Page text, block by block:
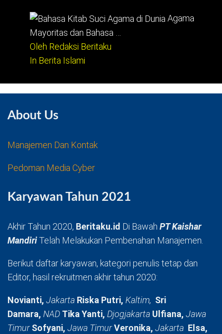
Agama
Mayoritas dan Bahasa …
Oleh Redaksi Beritaku
In Berita Islami
About Us
Manajemen Dan Kontak
Pedoman Media Cyber
Karyawan Tahun 2021
Akhir Tahun 2020, Beritaku.id Di Bawah PT Kaishar
MandiriTelah Melakukan Pembenahan Manajemen.
Berikut daftar karyawan, kategori penulis tetap dan
Editor, hasil rekruitmen akhir tahun 2020:
Novianti, Jakarta Riska Putri, Kaltim, Sri
Damara, NAD Tika Yanti, Djogjakarta Ulfiana, Jawa
TimurSofyani, Jawa TimurVeronika, Jakarta Elsa,